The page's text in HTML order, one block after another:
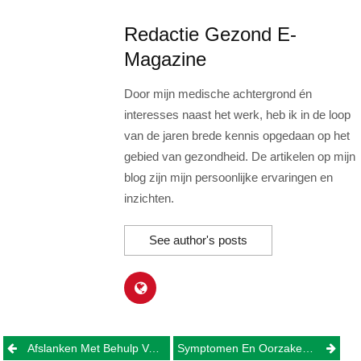
Redactie Gezond E-
Magazine
Door mijn medische achtergrond én
interesses naast het werk, heb ik in de loop
van de jaren brede kennis opgedaan op het
gebied van gezondheid. De artikelen op mijn
blog zijn mijn persoonlijke ervaringen en
inzichten.
See author's posts
PostAfslanken Met Behulp Van Homeopathie Symptomen En Oorzaken Van Werkstress